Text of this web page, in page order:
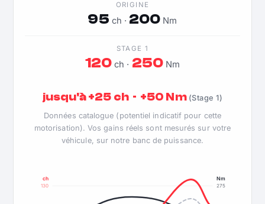
ORIGINE
95 ch · 200 Nm
STAGE 1
120 ch · 250Nm
jusqu'à +25 ch · +50 Nm (Stage 1)
Données catalogue (potentiel indicatif pour cette
motorisation). Vos gains réels sont mesurés sur votre
véhicule, sur notre banc de puissance.
130 275
ch Nm